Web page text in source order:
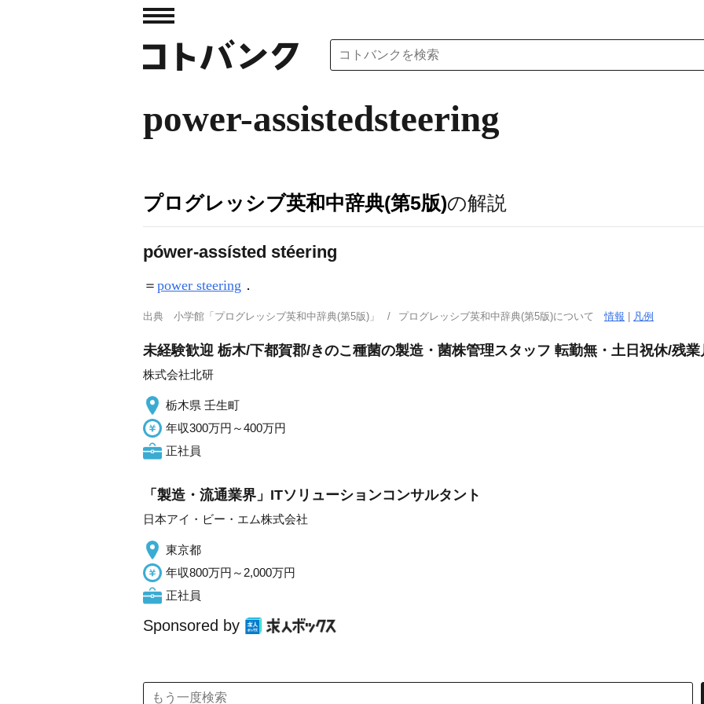
power-assistedsteering
プログレッシブ英和中辞典(第5版)の解説
pówer-assísted stéering
＝ power steering ．
出典 小学館「プログレッシブ英和中辞典(第5版)」 プログレッシブ英和中辞典(第5版)について情報 凡例
未経験歓迎 栃木/下都賀郡/きのこ種菌の製造・菌株管理スタッフ 転勤無・土日祝休/残
株式会社北研
栃木県 壬生町
年収300万円～400万円
正社員
「製造・流通業界」ITソリューションコンサルタント
日本アイ・ビー・エム株式会社
東京都
年収800万円～2,000万円
正社員
Sponsored by